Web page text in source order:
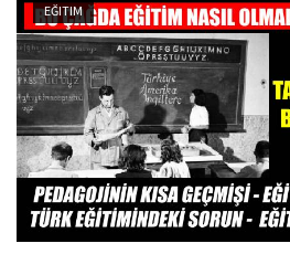
EĞITIM